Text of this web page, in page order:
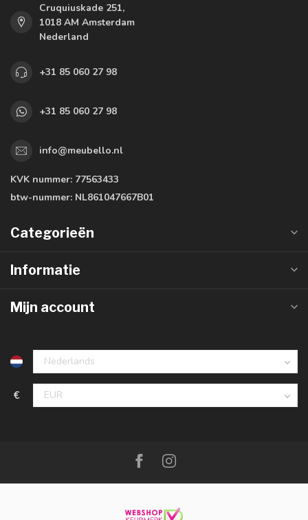
Cruquiuskade 251,
1018 AM Amsterdam
Nederland
+31 85 060 27 98
+31 85 060 27 98
info@meubello.nl
KVK nummer: 77563433
btw-nummer: NL861047667B01
Categorieën
Informatie
Mijn account
€